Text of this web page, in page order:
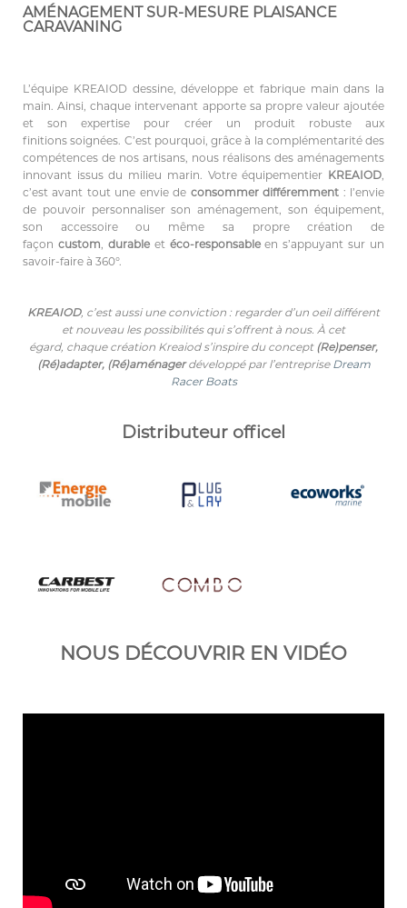
AMÉNAGEMENT SUR-MESURE PLAISANCE
CARAVANING
L’équipe KREAIOD dessine, développe et fabrique main dans la
main. Ainsi, chaque intervenant apporte sa propre valeur ajoutée
et son expertise pour créer un produit robuste aux
finitions soignées. C’est pourquoi, grâce à la complémentarité des
compétences de nos artisans, nous réalisons des aménagements
innovant issus du milieu marin. Votre équipementier KREAIOD
c’est avant tout une envie de consommer différemment : l’envie
de pouvoir personnaliser son aménagement, son équipement,
son accessoire ou même sa propre création de
façon custom durableet éco-responsableen s’appuyant sur un
savoir-faire à 360°.
KREAIOD, c’est aussi une conviction : regarder d’un oeil différent
et nouveau les possibilités qui s’offrent à nous. À cet
égard, chaque création Kreaiod s’inspire du concept (Re)penser,
(Ré)adapter, (Ré)aménagerdéveloppé par l’entreprise Dream
Racer Boats
Distributeur officel
NOUS DÉCOUVRIR EN VIDÉO